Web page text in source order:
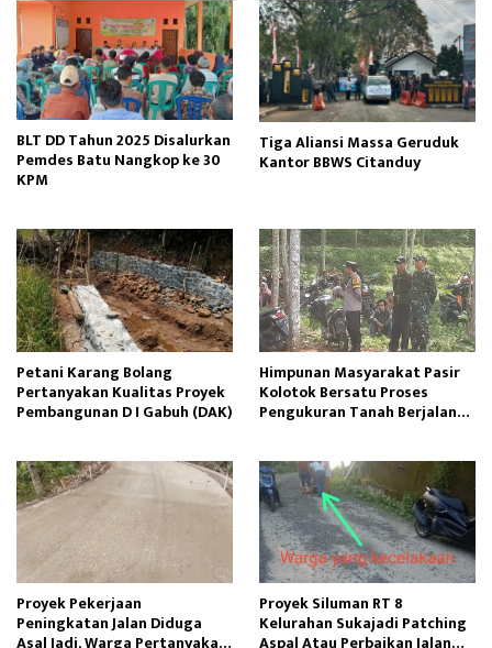
BLT DD Tahun 2025 Disalurkan
Pemdes Batu Nangkop ke 30
KPM
Tiga Aliansi Massa Geruduk
Kantor BBWS Citanduy
Petani Karang Bolang
Pertanyakan Kualitas Proyek
Pembangunan D I Gabuh (DAK)
Himpunan Masyarakat Pasir
Kolotok Bersatu Proses
Pengukuran Tanah Berjalan
Proyek Pekerjaan
Peningkatan Jalan Diduga
Proyek Siluman RT 8
Kelurahan Sukajadi Patching